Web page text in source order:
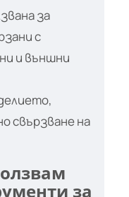
за
с
и външни
свързване на
за